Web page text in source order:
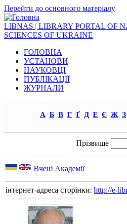
Перейти до основного матеріалу
LIBNAS | LIBRARY PORTAL OF
SCIENCES OF UKRAINE
ГОЛОВНА
УСТАНОВИ
НАУКОВЦІ
ПУБЛІКАЦІЇ
ЖУРНАЛИ
А Б В Г Ґ Д Е Є Ж З
Прізвище
Вчені Академії
інтернет-адреса сторінки: http://e-